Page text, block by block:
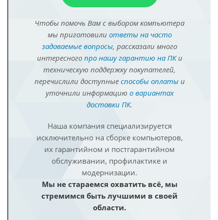
Чтобы помочь Вам с выбором компьютера
мы приготовили ответы на часто
задаваемые вопросы, рассказали много
интересного про нашу гарантию на ПКи
техническую поддержку покупателей,
перечислили доступные способы оплатыи
уточнили информацию о вариантах
доставки ПК.
Наша компания специализируется
исключительно на сборке компьютеров,
их гарантийном и постгарантийном
обслуживании, профилактике и
модернизации.
Мы не стараемся охватить всё, мы
стремимся быть лучшими в своей
области.